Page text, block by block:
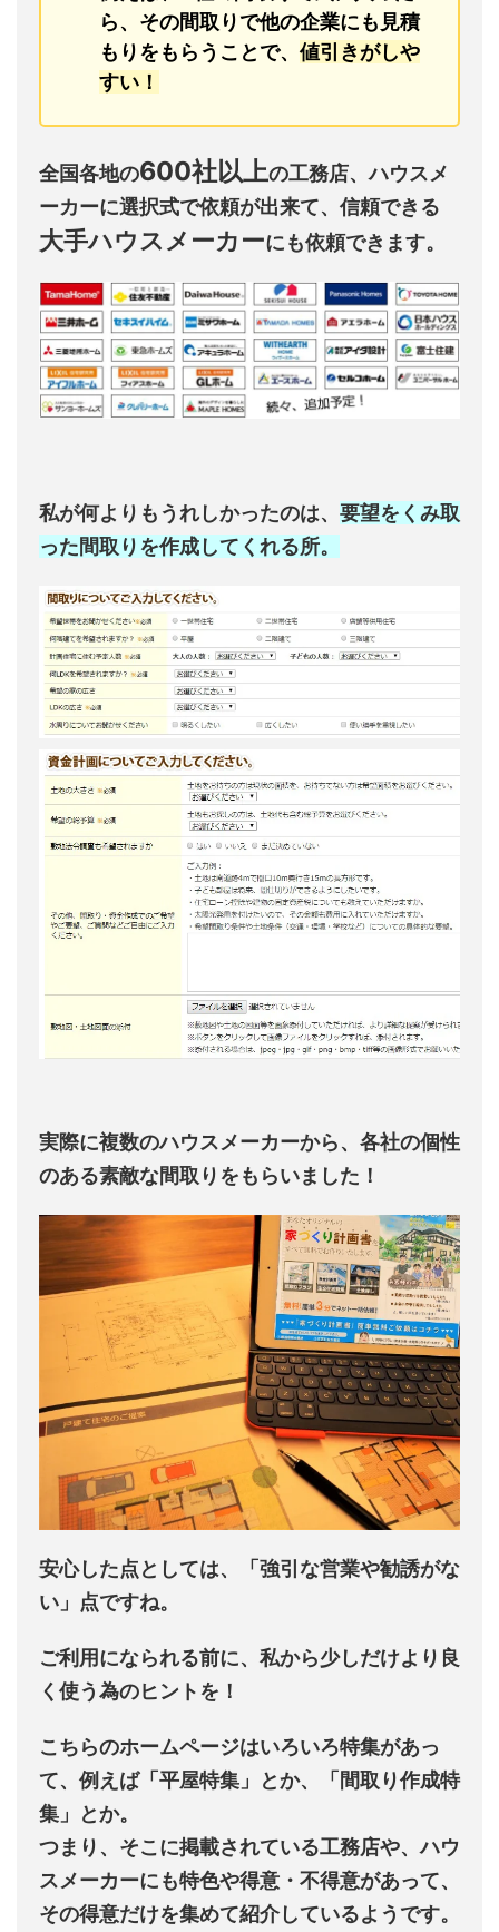
ら、その間取りで他の企業にも見積
もりをもらうことで、 値引きがしや
すい！
全国各地の600社以上の工務店、ハウスメ
ーカーに選択式で依頼が出来て、信頼できる
大手ハウスメーカーにも依頼できます。
私が何よりもうれしかったのは、 要望をくみ取
った間取りを作成してくれる所。
実際に複数のハウスメーカーから、各社の個性
のある素敵な間取りをもらいました！
安心した点としては、「 強引な営業や勧誘がな
い 」点ですね。
ご利用になられる前に、私から少しだけより良
く使う為のヒントを！
こちらのホームページはいろいろ特集があっ
て、例えば「平屋特集」とか、「間取り作成特
集」とか。
つまり、そこに掲載されている工務店や、ハウ
スメーカーにも特色や得意・不得意があって、
その得意だけを集めて紹介しているようです。